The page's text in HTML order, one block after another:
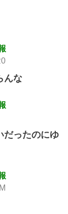
んな
だったのにゆ